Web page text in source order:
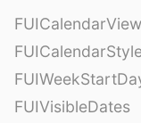
FUICalendarView
FUIVisibleDates